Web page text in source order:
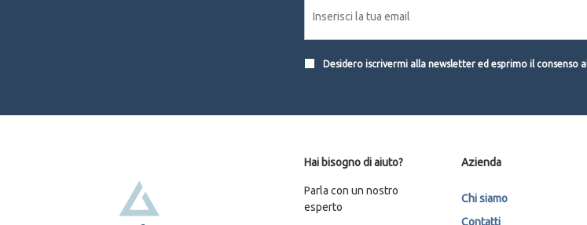
Desidero iscrivermi alla newsletter ed esprimo il consenso al
Hai bisogno di aiuto?
Parla con un nostro
esperto
Azienda
Chi siamo
Contatti